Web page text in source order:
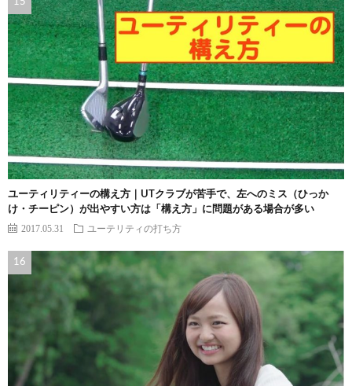
ユーティリティーの構え方｜UTクラブが苦手で、左へのミス（ひっか
け・チーピン）が出やすい方は「構え方」に問題がある場合が多い
2017.05.31 ユーテリティの打ち方